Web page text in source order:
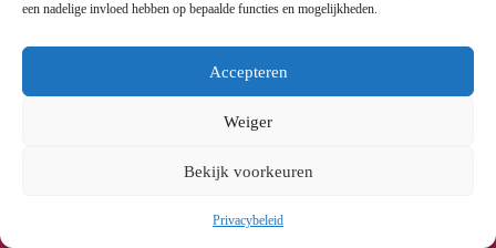
een nadelige invloed hebben op bepaalde functies en mogelijkheden.
Accepteren
Weiger
Bekijk voorkeuren
Privacybeleid
BCL SEA DEAD SEA SALT SOAK LEMON +